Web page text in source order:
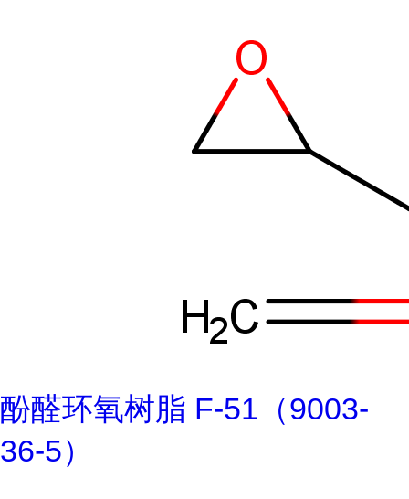
酚醛环氧树脂 F-51（9003-
36-5）